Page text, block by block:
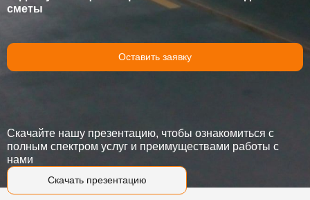
сметы
Оставить заявку
Скачать презентацию
Скачайте нашу презентацию, чтобы ознакомиться с
полным спектром услуг и преимуществами работы с
нами